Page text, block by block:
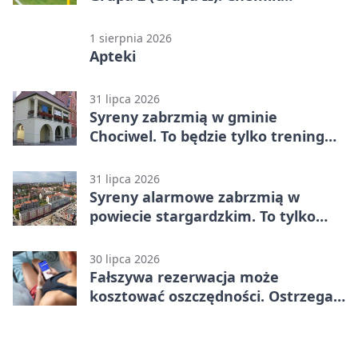
Stargard 3:3
1 sierpnia 2026
Apteki
31 lipca 2026
Syreny zabrzmią w gminie
Chociwel. To będzie tylko trening
31 lipca 2026
Syreny alarmowe zabrzmią w
powiecie stargardzkim. To tylko
30 lipca 2026
Fałszywa rezerwacja może
kosztować oszczędności. Ostrzega